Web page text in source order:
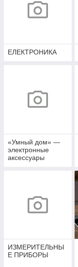
ЕЛЕКТРОНИКА
«Умный дом» —
электронные
аксессуары
ИЗМЕРИТЕЛЬНЫ
Е ПРИБОРЫ